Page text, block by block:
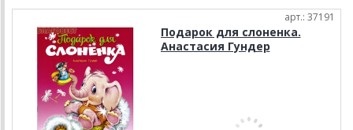
арт.: 37191
Подарок для слоненка.
Анастасия Гундер